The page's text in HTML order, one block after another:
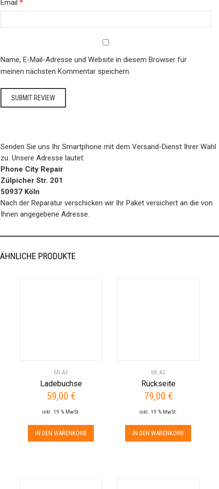
Email *
Name, E-Mail-Adresse und Website in diesem Browser für
meinen nächsten Kommentar speichern.
Senden Sie uns Ihr Smartphone mit dem Versand-Dienst Ihrer Wahl
zu. Unsere Adresse lautet:
Phone City Repair
Zülpicher Str. 201
50937 Köln
Nach der Reparatur verschicken wir Ihr Paket versichert an die von
Ihnen angegebene Adresse.
ÄHNLICHE PRODUKTE
MI A3
Ladebuchse
59,00 €
inkl. 19 % MwSt.
IN DEN WARENKORB
MI A3
Rückseite
79,00 €
inkl. 19 % MwSt.
IN DEN WARENKORB